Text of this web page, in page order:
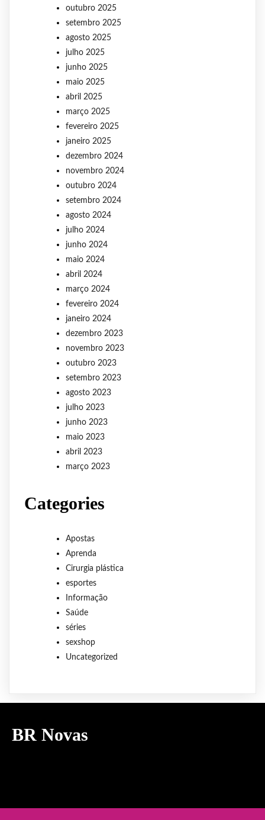
outubro 2025
setembro 2025
agosto 2025
julho 2025
junho 2025
maio 2025
abril 2025
março 2025
fevereiro 2025
janeiro 2025
dezembro 2024
novembro 2024
outubro 2024
setembro 2024
agosto 2024
julho 2024
junho 2024
maio 2024
abril 2024
março 2024
fevereiro 2024
janeiro 2024
dezembro 2023
novembro 2023
outubro 2023
setembro 2023
agosto 2023
julho 2023
junho 2023
maio 2023
abril 2023
março 2023
Categories
Apostas
Aprenda
Cirurgia plástica
esportes
Informação
Saúde
séries
sexshop
Uncategorized
BR Novas